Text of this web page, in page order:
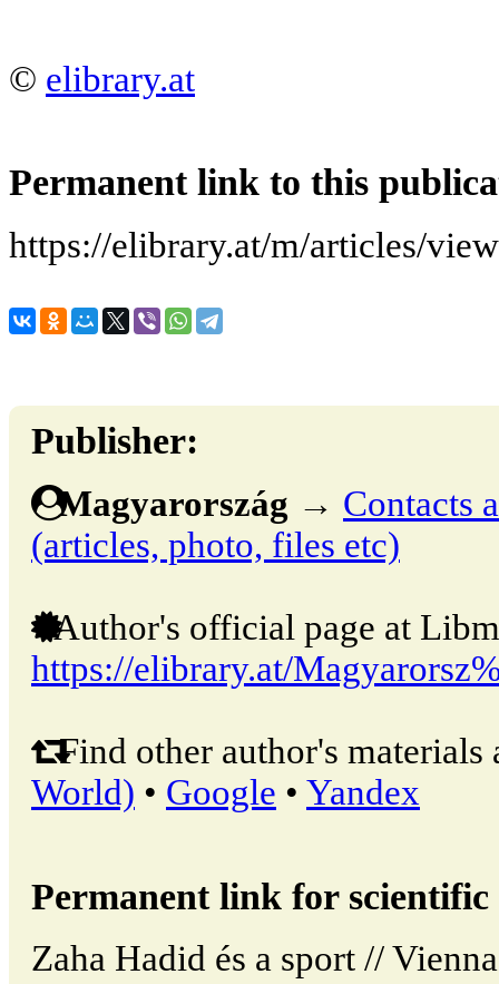
© elibrary.at
Permanent link to this
https://elibrary.at/m/articles/
Publisher:
Magyarország → Contacts
(articles, photo, files etc)
Author's official page at
https://elibrary.at/
Find other author's materials
World) • Google • Yandex
Permanent link for
Zaha Hadid és a sport //